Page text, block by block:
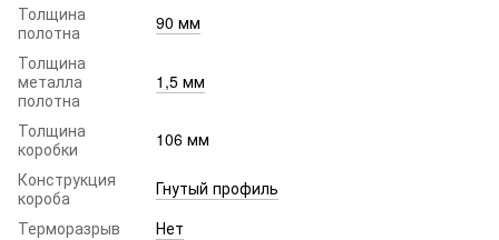
Толщина
полотна
90 мм
Толщина
металла
полотна
1,5 мм
Толщина
коробки
106 мм
Конструкция
короба
Гнутый профиль
Терморазрыв
Нет